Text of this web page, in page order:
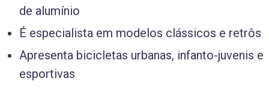
de alumínio
É especialista em modelos clássicos e retrôs
Apresenta bicicletas urbanas, infanto-juvenis e
esportivas